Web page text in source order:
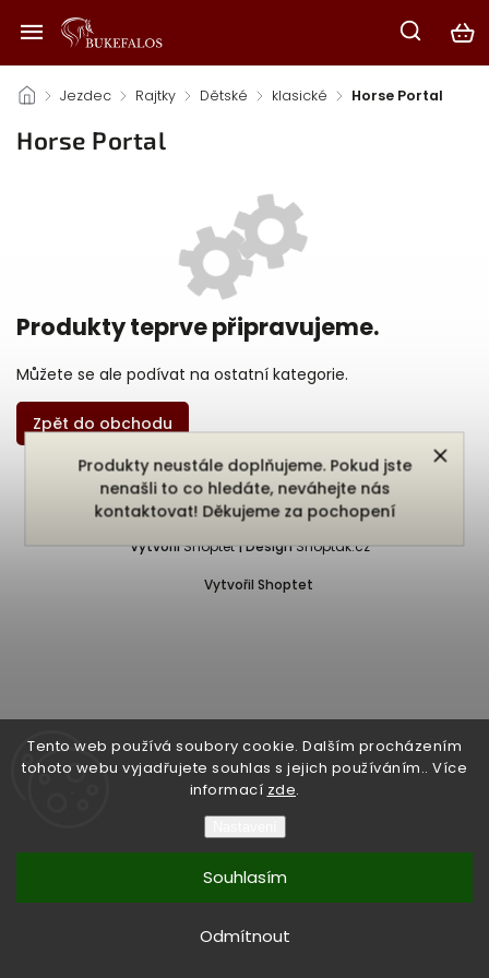
Tento web používá soubory cookie. Dalším procházením
tohoto webu vyjadřujete souhlas s jejich používáním.. Více
informací zde.
Odmítnout
Souhlasím
Produkty neustále doplňujeme. Pokud jste
nenašli to co hledáte, neváhejte nás
kontaktovat! Děkujeme za pochopení
/ Jezdec / Rajtky / Dětské / klasické / Horse Portal
Horse Portal
Produkty teprve připravujeme.
Můžete se ale podívat na ostatní kategorie.
Zpět do obchodu
Vytvořil Shoptet
Copyright 2026Bukefalos. Všechna práva vyhrazena.
Vytvořil Shoptet | Design Shoptak.cz